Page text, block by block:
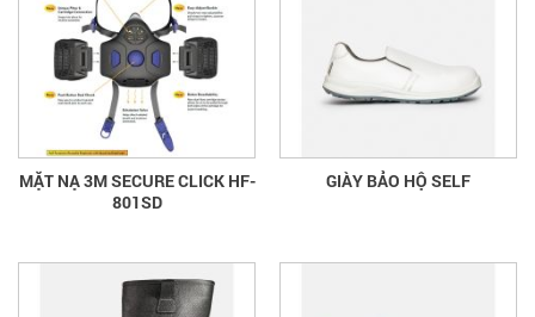
MẶT NẠ 3M SECURE CLICK HF-
801SD
GIÀY BẢO HỘ SELF